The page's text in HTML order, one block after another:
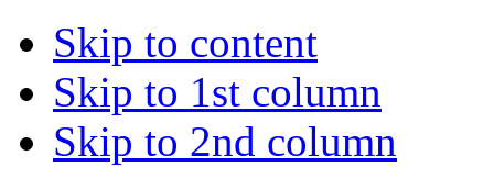
Skip to content
Skip to 1st column
Skip to 2nd column